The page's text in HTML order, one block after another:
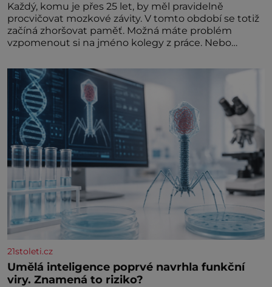
Každý, komu je přes 25 let, by měl pravidelně
procvičovat mozkové závity. V tomto období se totiž
začíná zhoršovat paměť. Možná máte problém
vzpomenout si na jméno kolegy z práce. Nebo
nedávno přečetli. Je to opravdu tak, s věkem jako
kdyby se paměť rozhodla stávkovat. Cvičte
21stoleti.cz
Umělá inteligence poprvé navrhla funkční
viry. Znamená to riziko?